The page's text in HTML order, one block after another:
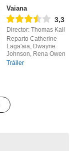
Vaiana
3,3
Director: Thomas Kail
Reparto Catherine
Laga'aia, Dwayne
Johnson, Rena Owen
Tráiler